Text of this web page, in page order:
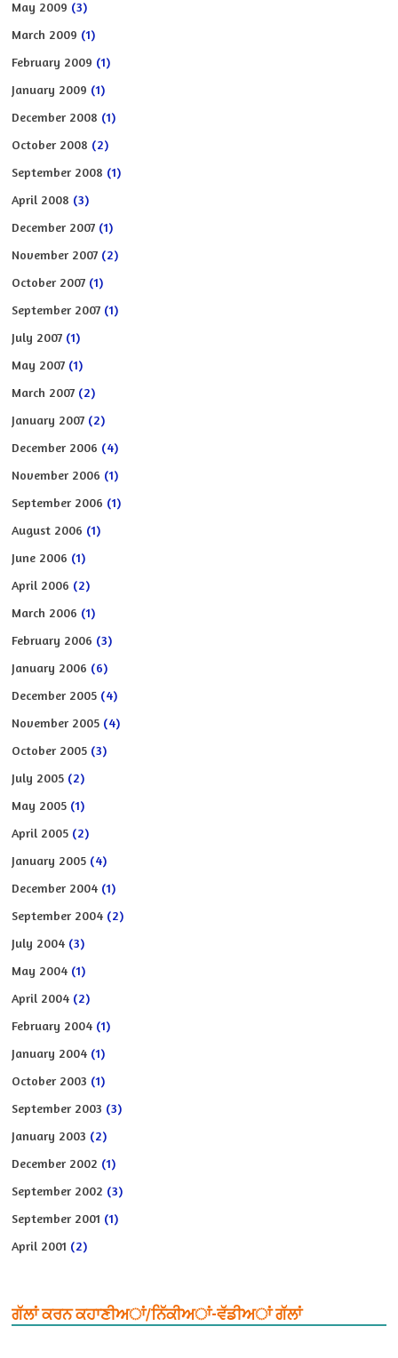
May 2009 (3)
March 2009 (1)
February 2009 (1)
January 2009 (1)
December 2008 (1)
October 2008 (2)
September 2008 (1)
April 2008 (3)
December 2007 (1)
November 2007 (2)
October 2007 (1)
September 2007 (1)
July 2007 (1)
May 2007 (1)
March 2007 (2)
January 2007 (2)
December 2006 (4)
November 2006 (1)
September 2006 (1)
August 2006 (1)
June 2006 (1)
April 2006 (2)
March 2006 (1)
February 2006 (3)
January 2006 (6)
December 2005 (4)
November 2005 (4)
October 2005 (3)
July 2005 (2)
May 2005 (1)
April 2005 (2)
January 2005 (4)
December 2004 (1)
September 2004 (2)
July 2004 (3)
May 2004 (1)
April 2004 (2)
February 2004 (1)
January 2004 (1)
October 2003 (1)
September 2003 (3)
January 2003 (2)
December 2002 (1)
September 2002 (3)
September 2001 (1)
April 2001 (2)
ਗੱਲਾਂ ਕਰਨ ਕਹਾਣੀਅਾਂ/ਨਿੱਕੀਅਾਂ-ਵੱਡੀਅਾਂ ਗੱਲਾਂ